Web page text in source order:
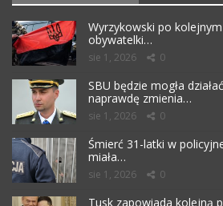
Wyrzykowski po
obywatelki…
sie 1, 2026 0
SBU będzie mogła
naprawdę zmienia…
sie 1, 2026 0
Śmierć 31-latki w
miała…
sie 1, 2026 0
Tusk zapowiada kolejną